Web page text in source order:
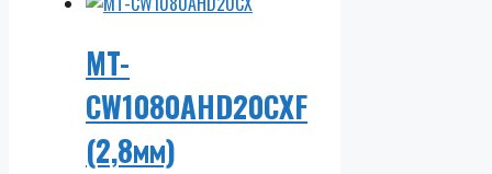
MT-
CW1080AHD20CXF
(2,8мм)